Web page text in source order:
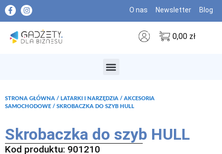
O nas Newsletter Blog
0,00 zł
STRONA GŁÓWNA / LATARKI I NARZĘDZIA / AKCESORIA
SAMOCHODOWE / SKROBACZKA DO SZYB HULL
Skrobaczka do szyb HULL
Kod produktu: 901210